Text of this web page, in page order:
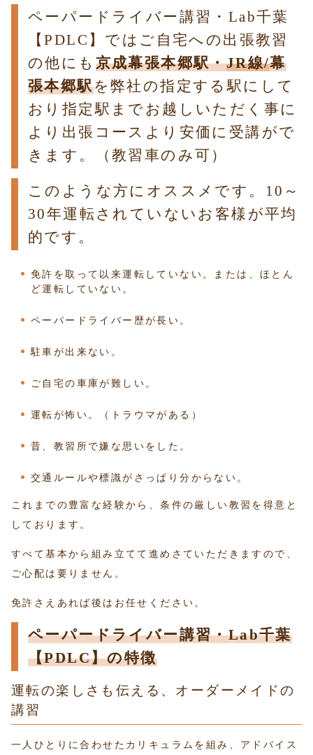
ペーパードライバー講習・Lab千葉
【PDLC】ではご自宅への出張教習
の他にも 京成幕張本郷駅・JR線/幕
張本郷駅を弊社の指定する駅にして
おり指定駅までお越しいただく事に
より出張コースより安価に受講がで
きます。（教習車のみ可）
このような方にオススメです。10～
30年運転されていないお客様が平均
的です。
免許を取って以来運転していない。または、ほとん
ど運転していない。
ペーパードライバー歴が長い。
駐車が出来ない。
ご自宅の車庫が難しい。
運転が怖い。（トラウマがある）
昔、教習所で嫌な思いをした。
交通ルールや標識がさっぱり分からない。
これまでの豊富な経験から、条件の厳しい教習を得意と
しております。
すべて基本から組み立てて進めさていただきますので、
ご心配は要りません。
免許さえあれば後はお任せください。
ペーパードライバー講習・Lab千葉
【PDLC】の特徴
運転の楽しさも伝える、オーダーメイドの
講習
一人ひとりに合わせたカリキュラムを組み、アドバイス